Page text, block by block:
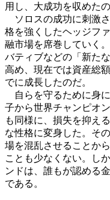
用し、大成功を収めたの
ソロスの成功に刺激
格を強くしたヘッジフ
融市場を席巻していく
バティブなどの「新た
高め、現在では資産総
でに成長したのだ。
自らを守るために身
子から世界チャンピオ
も同様に、損失を抑え
な性格に変身した。そ
場を混乱させることか
ことも少なくない。し
ンドは、誰もが認める
である。